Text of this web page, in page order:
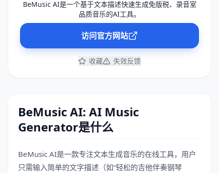
BeMusic AI是一个基于文本描述快速生成免版税、录音室
品质音乐的AI工具。
访问官方网站
收藏 失效反馈
BeMusic AI: AI Music
Generator是什么
BeMusic AI是一款专注文本生成音乐的在线工具，用户
只需输入简单的文字描述（如“轻松的吉他伴奏钢琴